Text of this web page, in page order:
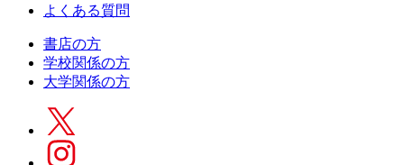
よくある質問
書店の方
学校関係の方
大学関係の方